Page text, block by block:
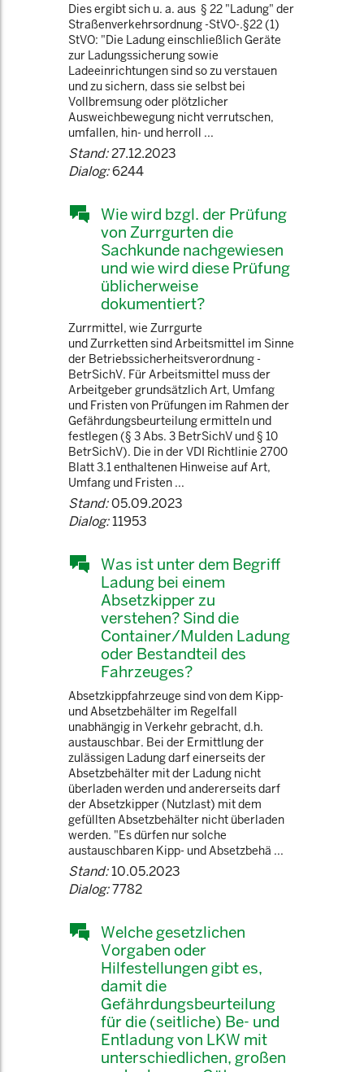
Dies ergibt sich u. a. aus § 22 "Ladung" der
Straßenverkehrsordnung -StVO-.§22 (1)
StVO: "Die Ladung einschließlich Geräte
zur Ladungssicherung sowie
Ladeeinrichtungen sind so zu verstauen
und zu sichern, dass sie selbst bei
Vollbremsung oder plötzlicher
Ausweichbewegung nicht verrutschen,
umfallen, hin- und herroll ...
Stand:27.12.2023
Dialog:6244
Wie wird bzgl. der Prüfung
von Zurrgurten die
Sachkunde nachgewiesen
und wie wird diese Prüfung
üblicherweise
dokumentiert?
Zurrmittel, wie Zurrgurte
und Zurrketten sind Arbeitsmittel im Sinne
der Betriebssicherheitsverordnung -
BetrSichV. Für Arbeitsmittel muss der
Arbeitgeber grundsätzlich Art, Umfang
und Fristen von Prüfungen im Rahmen der
Gefährdungsbeurteilung ermitteln und
festlegen (§ 3 Abs. 3 BetrSichV und § 10
BetrSichV). Die in der VDI Richtlinie 2700
Blatt 3.1 enthaltenen Hinweise auf Art,
Umfang und Fristen ...
Stand:05.09.2023
Dialog:11953
Was ist unter dem Begriff
Ladung bei einem
Absetzkipper zu
verstehen? Sind die
Container/Mulden Ladung
oder Bestandteil des
Fahrzeuges?
Absetzkippfahrzeuge sind von dem Kipp-
und Absetzbehälter im Regelfall
unabhängig in Verkehr gebracht, d.h.
austauschbar. Bei der Ermittlung der
zulässigen Ladung darf einerseits der
Absetzbehälter mit der Ladung nicht
überladen werden und andererseits darf
der Absetzkipper (Nutzlast) mit dem
gefüllten Absetzbehälter nicht überladen
werden. "Es dürfen nur solche
austauschbaren Kipp- und Absetzbehä ...
Stand:10.05.2023
Dialog:7782
Welche gesetzlichen
Vorgaben oder
Hilfestellungen gibt es,
damit die
Gefährdungsbeurteilung
für die (seitliche) Be- und
Entladung von LKW mit
unterschiedlichen, großen